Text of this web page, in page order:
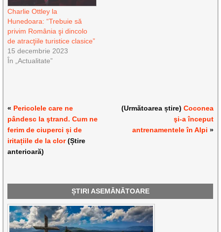
Charlie Ottley la
Hunedoara: “Trebuie să
privim România şi dincolo
de atracţiile turistice clasice”
15 decembrie 2023
În „Actualitate”
« Pericolele care ne
pândesc la ştrand. Cum ne
ferim de ciuperci și de
iritațiile de la clor(Știre
anterioară)
(Următoarea știre) Coconea
şi-a început
antrenamentele în Alpi »
ȘTIRI ASEMĂNĂTOARE